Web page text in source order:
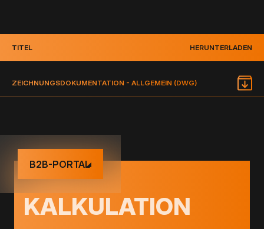
TITEL HERUNTERLADEN
ZEICHNUNGSDOKUMENTATION - ALLGEMEIN (DWG)
B2B-PORTAL
KALKULATION